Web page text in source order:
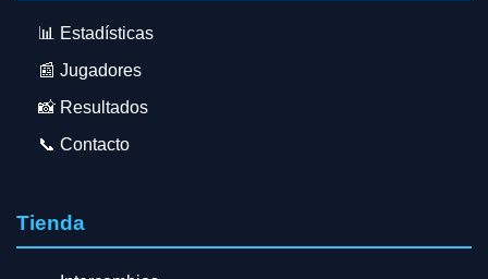
📊 Estadísticas
📰 Jugadores
📸 Resultados
📞 Contacto
Tienda